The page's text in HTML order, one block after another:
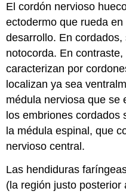
Elcordón nervioso
ectodermo que rueda
desarrollo. En
notocorda. En
caracterizan por
localizan ya sea
médula nerviosa que se
los embriones cordados
la médula espinal, que
nervioso central.
Las hendiduras
(la región justo posterior